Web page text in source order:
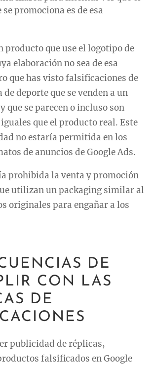
promociona es de esa
producto que use el logotipo de
elaboración no sea de esa
que has visto falsificaciones de
deporte que se venden a un
que se parecen o incluso son
que el producto real. Este
no estaría permitida en los
de anuncios de Google Ads.
prohibida la venta y promoción
utilizan un packaging similar al
originales para engañar a los
DE
CON LAS
DE
publicidad de réplicas,
falsificados en Google